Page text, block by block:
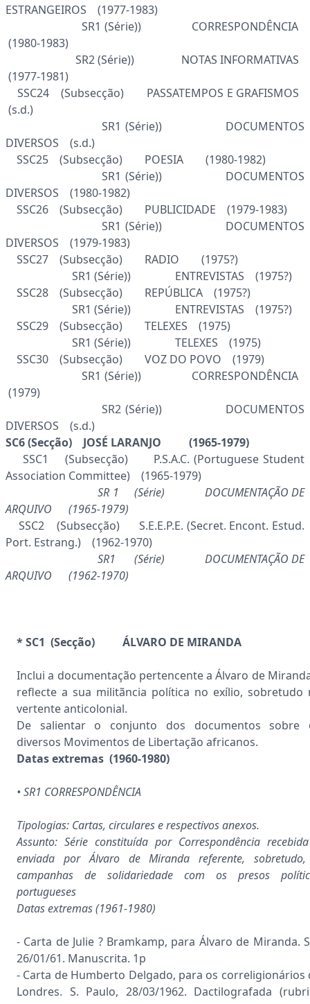
ESTRANGEIROS (1977-1983)
SR1 (Série)) CORRESPONDÊNCIA
(1980-1983)
SR2 (Série)) NOTAS INFORMATIVAS
(1977-1981)
SSC24 (Subsecção) PASSATEMPOS E GRAFISMOS
(s.d.)
SR1 (Série)) DOCUMENTOS
DIVERSOS (s.d.)
SSC25 (Subsecção) POESIA (1980-1982)
SR1 (Série)) DOCUMENTOS
DIVERSOS (1980-1982)
SSC26 (Subsecção) PUBLICIDADE (1979-1983)
SR1 (Série)) DOCUMENTOS
DIVERSOS (1979-1983)
SSC27 (Subsecção) RADIO (1975?)
SR1 (Série)) ENTREVISTAS (1975?)
SSC28 (Subsecção) REPÚBLICA (1975?)
SR1 (Série)) ENTREVISTAS (1975?)
SSC29 (Subsecção) TELEXES (1975)
SR1 (Série)) TELEXES (1975)
SSC30 (Subsecção) VOZ DO POVO (1979)
SR1 (Série)) CORRESPONDÊNCIA
(1979)
SR2 (Série)) DOCUMENTOS
DIVERSOS (s.d.)
SC6 (Secção) JOSÉ LARANJO
(1965-1979)
SSC1 (Subsecção) P.S.A.C. (Portuguese Student
Association Committee) (1965-1979)
SR 1 (Série) DOCUMENTAÇÃO DE
ARQUIVO (1965-1979)
SSC2 (Subsecção) S.E.E.P.E. (Secret. Encont. Estud.
Port. Estrang.) (1962-1970)
SR1 (Série) DOCUMENTAÇÃO DE
ARQUIVO (1962-1970)
* SC1 (Secção) ÁLVARO DE MIRANDA
Inclui a documentação pertencente a Álvaro de
reflecte a sua militãncia política no exílio, sobretudo
vertente anticolonial.
De salientar o conjunto dos documentos sobre
diversos Movimentos de Libertação africanos.
Datas extremas (1960-1980)
• SR1 CORRESPONDÊNCIA
Tipologias: Cartas, circulares e respectivos anexos.
Assunto: Série constituída por Correspondência
enviada por Álvaro de Miranda referente,
campanhas de solidariedade com os presos
portugueses
Datas extremas (1961-1980)
- Carta de Julie ? Bramkamp, para Álvaro de Miranda.
26/01/61. Manuscrita. 1p
- Carta de Humberto Delgado, para os correligionários
Londres. S. Paulo, 28/03/1962. Dactilografada